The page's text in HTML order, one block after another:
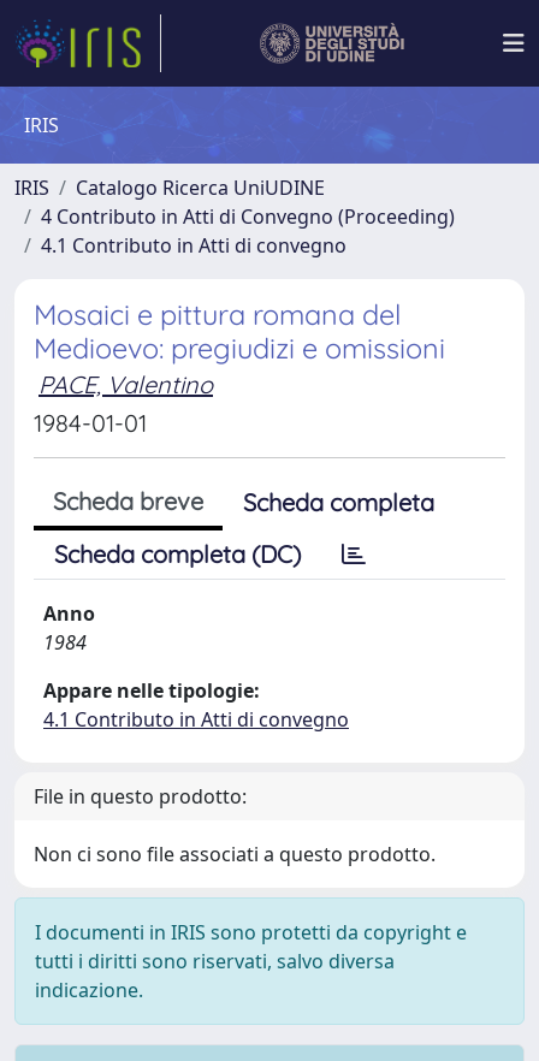
IRIS
IRIS
Catalogo Ricerca UniUDINE
4 Contributo in Atti di Convegno (Proceeding)
4.1 Contributo in Atti di convegno
Mosaici e pittura romana del
Medioevo: pregiudizi e omissioni
PACE, Valentino
1984-01-01
Scheda breve
Scheda completa
Scheda completa (DC)
Anno
1984
Appare nelle tipologie:
4.1 Contributo in Atti di convegno
File in questo prodotto:
Non ci sono file associati a questo prodotto.
I documenti in IRIS sono protetti da copyright e
tutti i diritti sono riservati, salvo diversa
indicazione.